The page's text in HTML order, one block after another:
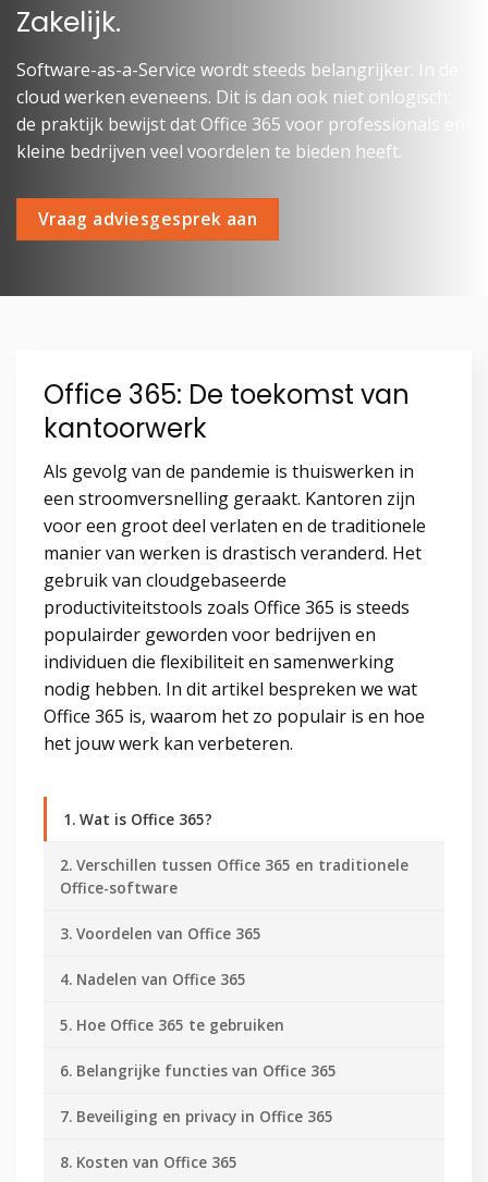
Zakelijk.
Software-as-a-Service wordt steeds belangrijker. In de
cloud werken eveneens. Dit is dan ook niet onlogisch:
de praktijk bewijst dat Office 365 voor professionals en
kleine bedrijven veel voordelen te bieden heeft.
Vraag adviesgesprek aan
Office 365: De toekomst van
kantoorwerk
Als gevolg van de pandemie is thuiswerken in
een stroomversnelling geraakt. Kantoren zijn
voor een groot deel verlaten en de traditionele
manier van werken is drastisch veranderd. Het
gebruik van cloudgebaseerde
productiviteitstools zoals Office 365 is steeds
populairder geworden voor bedrijven en
individuen die flexibiliteit en samenwerking
nodig hebben. In dit artikel bespreken we wat
Office 365 is, waarom het zo populair is en hoe
het jouw werk kan verbeteren.
1. Wat is Office 365?
2. Verschillen tussen Office 365 en traditionele
Office-software
3. Voordelen van Office 365
4. Nadelen van Office 365
5. Hoe Office 365 te gebruiken
6. Belangrijke functies van Office 365
7. Beveiliging en privacy in Office 365
8. Kosten van Office 365